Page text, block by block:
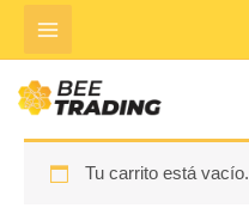
Tu carrito está vacío.